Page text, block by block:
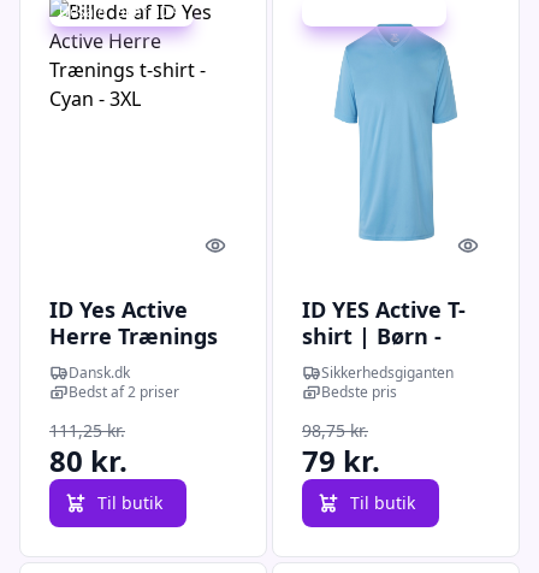
Udsalg - spar 20 %
Quick look
ID Yes Active
Herre Trænings
t-shirt - Cyan -
3XL
Dansk.dk
Bedst af 2 priser
111,25 kr.
80 kr.
Til butik
Quick
ID YES Active T-
shirt | Børn -
42030 - Cyan / XL
| T-shirts |
Sikkerhedsgiganten
Bedste pris
98,75 kr.
79 kr.
Til butik